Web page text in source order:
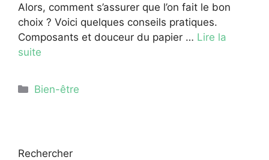
Alors, comment s’assurer que l’on fait le bon
choix ? Voici quelques conseils pratiques.
Composants et douceur du papier … Lire la
suite
Catégories
Bien-être
Rechercher